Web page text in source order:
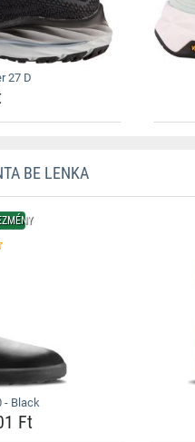
27 D
BE LENKA
- Black
Ft